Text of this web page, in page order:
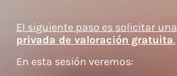
El siguiente paso es solicitar una
privada de valoración gratuita.
En esta sesión veremos: